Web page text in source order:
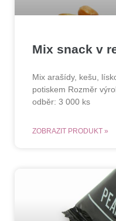
Mix snack v
Mix arašídy, kešu,
potiskem Rozměr
odběr: 3 000 ks
ZOBRAZIT PRODUKT »